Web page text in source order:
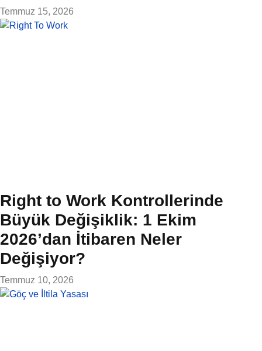
Temmuz 15, 2026
Right to Work Kontrollerinde
Büyük Değişiklik: 1 Ekim
2026’dan İtibaren Neler
Değişiyor?
Temmuz 10, 2026